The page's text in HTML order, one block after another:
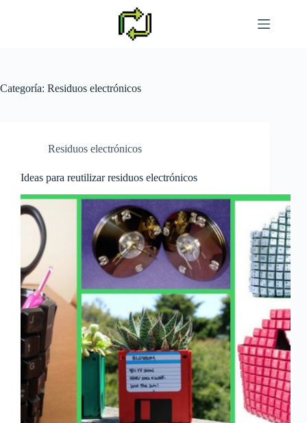
Categoría: Residuos electrónicos
Residuos electrónicos
Ideas para reutilizar residuos electrónicos